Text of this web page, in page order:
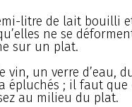
litre de lait bouilli
ne se
sur un plat.
un verre d’eau,
épluchés ; il faut que
au milieu du plat.